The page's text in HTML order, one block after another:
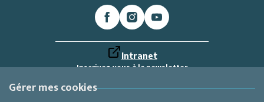
Intranet
Inscrivez-vous à la newsletter
Labellemontagne
Gérer mes cookies